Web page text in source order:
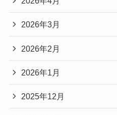
2026年3月
2026年2月
2026年1月
2025年12月